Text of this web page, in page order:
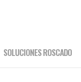
SOLUCIONES ROSCADO